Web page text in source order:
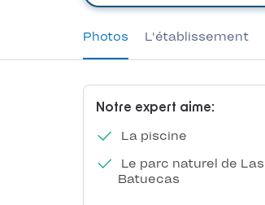
Photos L'établissement
Notre expert aime:
La piscine
Le parc naturel de Las
Batuecas